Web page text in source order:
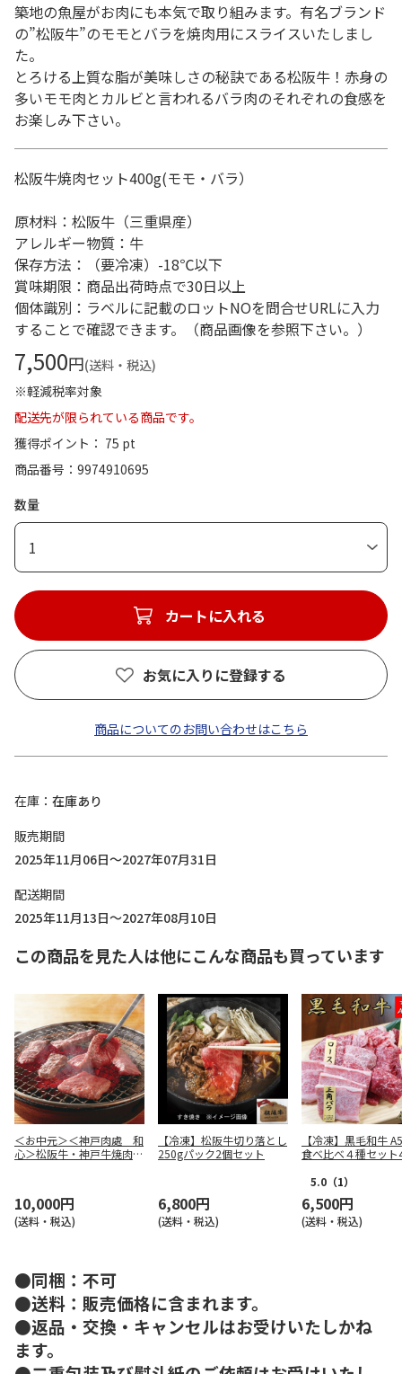
築地の魚屋がお肉にも本気で取り組みます。有名ブランド
の”松阪牛”のモモとバラを焼肉用にスライスいたしまし
た。
とろける上質な脂が美味しさの秘訣である松阪牛！赤身の
多いモモ肉とカルビと言われるバラ肉のそれぞれの食感を
お楽しみ下さい。
松阪牛焼肉セット400g(モモ・バラ）
原材料：松阪牛（三重県産）
アレルギー物質：牛
保存方法：（要冷凍）-18℃以下
賞味期限：商品出荷時点で30日以上
個体識別：ラベルに記載のロットNOを問合せURLに入力
することで確認できます。（商品画像を参照下さい。）
7,500円(送料・税込)
※軽減税率対象
配送先が限られている商品です。
獲得ポイント： 75 pt
商品番号
9974910695
数量
1
カートに入れる
お気に入りに登録する
商品についてのお問い合わせはこちら
在庫
在庫あり
販売期間
2025年11月06日～2027年07月31日
配送期間
2025年11月13日～2027年08月10日
この商品を見た人は他にこんな商品も買っています
＜お中元＞＜神戸肉處 和
心＞松阪牛・神戸牛焼肉用
10,000円
(送料・税込)
【冷凍】松阪牛切り落とし
250gパック2個セット
6,800円
(送料・税込)
【冷凍】黒毛和牛
食べ比べ４種セッ
5.0 （1）
6,500円
(送料・税込)
●同梱：不可
●送料：販売価格に含まれます。
●返品・交換・キャンセルはお受けいたしかね
ます。